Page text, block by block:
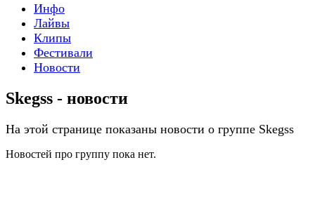
Инфо
Лайвы
Клипы
Фестивали
Новости
Skegss - новости
На этой странице показаны новости о группе Skegss
Новостей про группу пока нет.